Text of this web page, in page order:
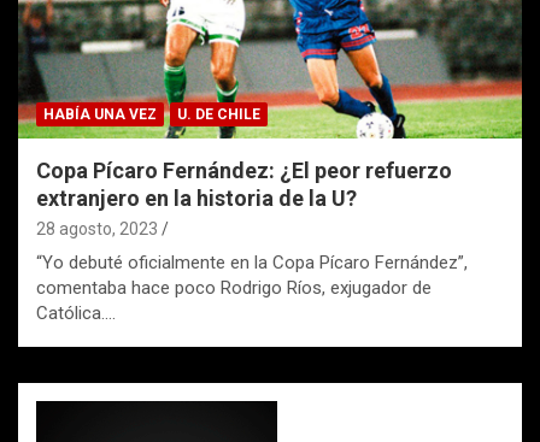
HABÍA UNA VEZ U. DE CHILE
Copa Pícaro Fernández: ¿El peor refuerzo
extranjero en la historia de la U?
28 agosto, 2023
“Yo debuté oficialmente en la Copa Pícaro Fernández”,
comentaba hace poco Rodrigo Ríos, exjugador de
Católica.…